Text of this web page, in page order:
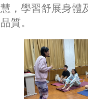
慧，學習舒展身體
品質。